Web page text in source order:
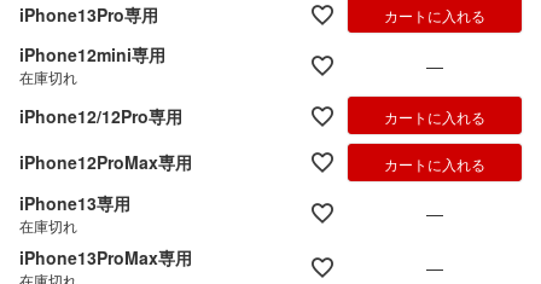
iPhone13Pro専用 カートに入れる
iPhone12mini専用
在庫切れ —
iPhone12/12Pro専用 カートに入れる
iPhone12ProMax専用 カートに入れる
iPhone13専用
在庫切れ
—
iPhone13ProMax専用
在庫切れ
—